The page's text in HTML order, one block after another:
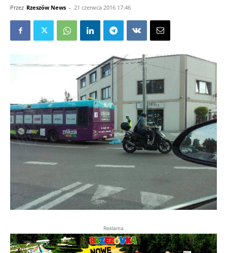
Przez Rzeszów News - 21 czerwca 2016 17:46
Reklama